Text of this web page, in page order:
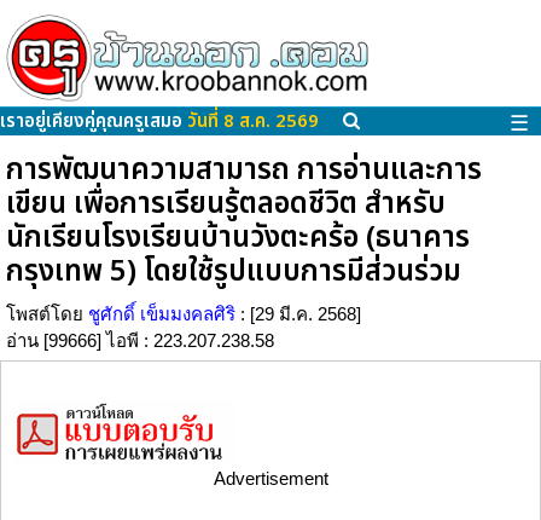
เราอยู่เคียงคู่คุณครูเสมอ วันที่ 8 ส.ค. 2569 ☰
การพัฒนาความสามารถ การอ่านและการ
เขียน เพื่อการเรียนรู้ตลอดชีวิต สำหรับ
นักเรียนโรงเรียนบ้านวังตะคร้อ (ธนาคาร
กรุงเทพ 5) โดยใช้รูปแบบการมีส่วนร่วม
โพสต์โดย ชูศักดิ์ เข็มมงคลศิริ : [29 มี.ค. 2568]
อ่าน [99666] ไอพี : 223.207.238.58
Advertisement